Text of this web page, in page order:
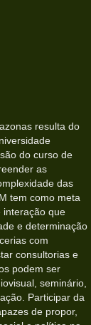
resulta do
do curso de
as
das
tem como meta
interação que
e determinação
com
consultorias e
podem ser
seminário,
Participar da
de propor,